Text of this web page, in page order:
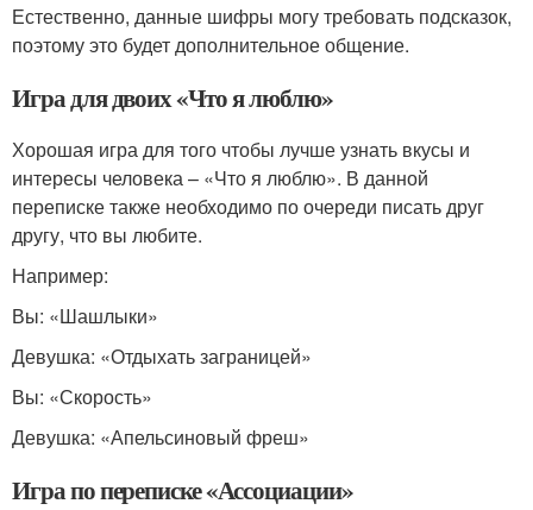
Естественно, данные шифры могу требовать подсказок,
поэтому это будет дополнительное общение.
Игра для двоих «Что я люблю»
Хорошая игра для того чтобы лучше узнать вкусы и
интересы человека – «Что я люблю». В данной
переписке также необходимо по очереди писать друг
другу, что вы любите.
Например:
Вы: «Шашлыки»
Девушка: «Отдыхать заграницей»
Вы: «Скорость»
Девушка: «Апельсиновый фреш»
Игра по переписке «Ассоциации»